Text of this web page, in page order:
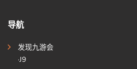
导航
发现九游会
·J9